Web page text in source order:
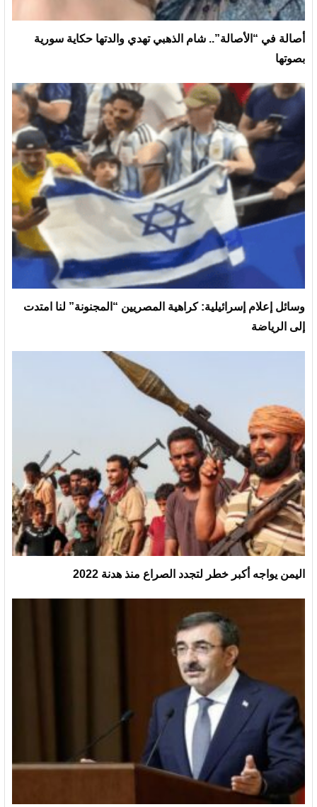
أصالة في “الأصالة”.. شام الذهبي تهدي والدتها حكاية سورية
بصوتها
وسائل إعلام إسرائيلية: كراهية المصريين “المجنونة” لنا امتدت
إلى الرياضة
اليمن يواجه أكبر خطر لتجدد الصراع منذ هدنة 2022